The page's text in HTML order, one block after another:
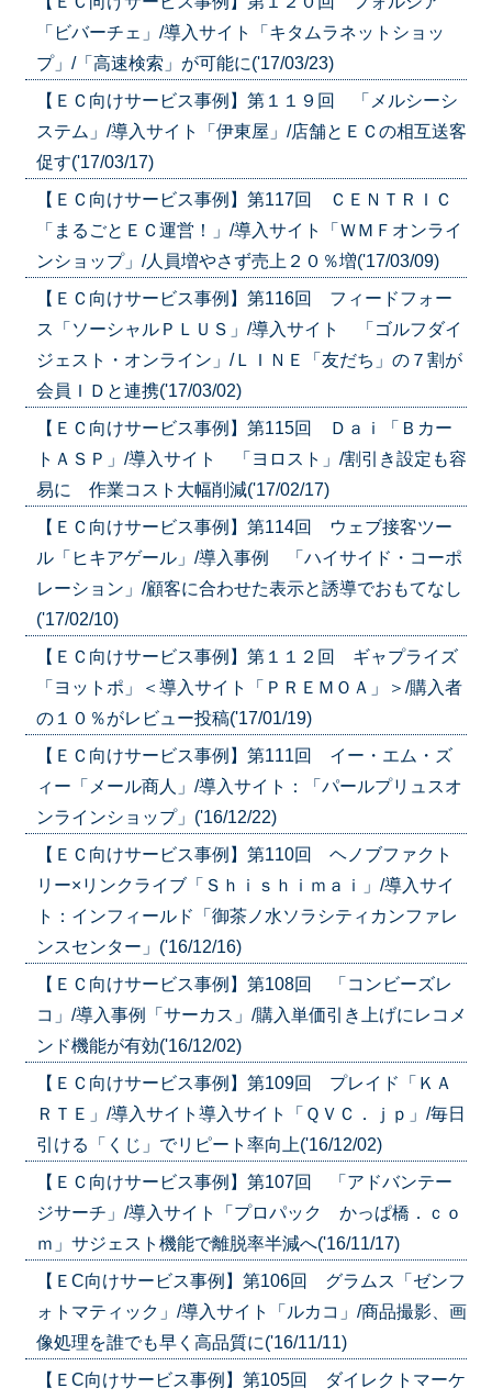
「ビバーチェ」/導入サイト「キタムラネットショッ
プ」/「高速検索」が可能に('17/03/23)
【ＥＣ向けサービス事例】第１１９回 「メルシーシ
ステム」/導入サイト「伊東屋」/店舗とＥＣの相互送客
促す('17/03/17)
【ＥＣ向けサービス事例】第117回 ＣＥＮＴＲＩＣ
「まるごとＥＣ運営！」/導入サイト「ＷＭＦオンライ
ンショップ」/人員増やさず売上２０％増('17/03/09)
【ＥＣ向けサービス事例】第116回 フィードフォー
ス「ソーシャルＰＬＵＳ」/導入サイト 「ゴルフダイ
ジェスト・オンライン」/ＬＩＮＥ「友だち」の７割が
会員ＩＤと連携('17/03/02)
【ＥＣ向けサービス事例】第115回 Ｄａｉ「Ｂカー
トＡＳＰ」/導入サイト 「ヨロスト」/割引き設定も容
易に 作業コスト大幅削減('17/02/17)
【ＥＣ向けサービス事例】第114回 ウェブ接客ツー
ル「ヒキアゲール」/導入事例 「ハイサイド・コーポ
レーション」/顧客に合わせた表示と誘導でおもてなし
('17/02/10)
【ＥＣ向けサービス事例】第１１２回 ギャプライズ
「ヨットポ」＜導入サイト「ＰＲＥＭＯＡ」＞/購入者
の１０％がレビュー投稿('17/01/19)
【ＥＣ向けサービス事例】第111回 イー・エム・ズ
ィー「メール商人」/導入サイト：「パールプリュスオ
ンラインショップ」('16/12/22)
【ＥＣ向けサービス事例】第110回 ヘノブファクト
リー×リンクライブ「Ｓｈｉｓｈｉｍａｉ」/導入サイ
ト：インフィールド「御茶ノ水ソラシティカンファレ
ンスセンター」('16/12/16)
【ＥＣ向けサービス事例】第108回 「コンビーズレ
コ」/導入事例「サーカス」/購入単価引き上げにレコメ
ンド機能が有効('16/12/02)
【ＥＣ向けサービス事例】第109回 プレイド「ＫＡ
ＲＴＥ」/導入サイト導入サイト「ＱＶＣ．ｊｐ」/毎日
引ける「くじ」でリピート率向上('16/12/02)
【ＥＣ向けサービス事例】第107回 「アドバンテー
ジサーチ」/導入サイト「プロパック かっぱ橋．ｃｏ
ｍ」サジェスト機能で離脱率半減へ('16/11/17)
【ＥC向けサービス事例】第106回 グラムス「ゼンフ
ォトマティック」/導入サイト「ルカコ」/商品撮影、画
像処理を誰でも早く高品質に('16/11/11)
【ＥC向けサービス事例】第105回 ダイレクトマーケ